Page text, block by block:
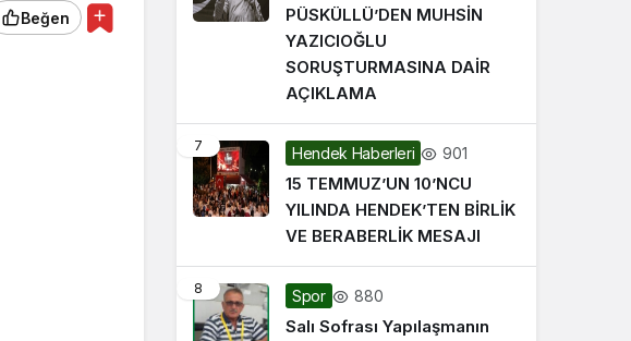
Beğen
PÜSKÜLLÜ’DEN MUHSİN
YAZICIOĞLU
SORUŞTURMASINA DAİR
AÇIKLAMA
7 Hendek Haberleri 901
15 TEMMUZ’UN 10’NCU
YILINDA HENDEK’TEN BİRLİK
VE BERABERLİK MESAJI
8 Spor 880
Salı Sofrası Yapılaşmanın